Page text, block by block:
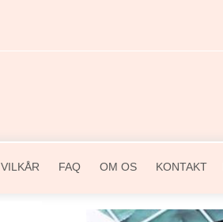
VILKÅR FAQ OM OS KONTAKT